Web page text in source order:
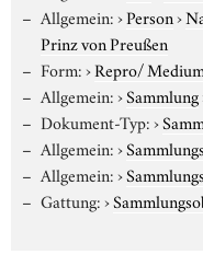
Allgemein:›Person›
Prinz von Preußen
Form:›Repro/ Medium
Allgemein:›Sammlung
Dokument-Typ:›
Allgemein:›
Allgemein:›
Gattung:›